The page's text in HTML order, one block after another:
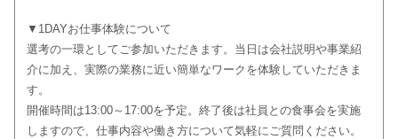
▼1DAYお仕事体験について
選考の一環としてご参加いただきます。当日は会社説明や事業紹
介に加え、実際の業務に近い簡単なワークを体験していただきま
す。
開催時間は13:00～17:00を予定。終了後は社員との食事会を実施
しますので、仕事内容や働き方について気軽にご質問ください。